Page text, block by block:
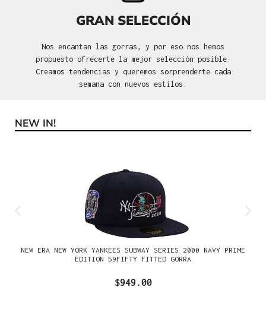
GRAN SELECCIÓN
Nos encantan las gorras, y por eso nos hemos
propuesto ofrecerte la mejor selección posible.
Creamos tendencias y queremos sorprenderte cada
semana con nuevos estilos.
Omitir la galería de productos
NEW IN!
NEW ERA NEW YORK YANKEES SUBWAY SERIES 2000 NAVY PRIME
EDITION 59FIFTY FITTED GORRA
$949.00